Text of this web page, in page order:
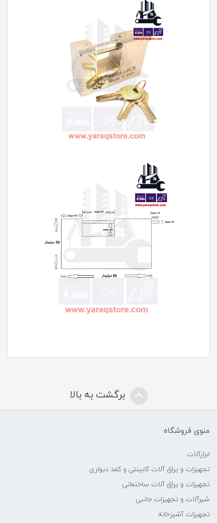
برگشت به بالا
منوی فروشگاه
ابزارآلات
تجهیزات و یراق آلات کابینتی و کمد دیواری
تجهیزات و یراق آلات ساختمانی
شیرآلات و تجهیزات جانبی
تجهیزات آشپزخانه